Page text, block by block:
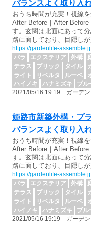
バランスよく取り入
おうち時間が充実！視線
After Before｜After
す。玄関は北面にあって
路に面しており、目隠しが
https://gardenlife-
バラ
エクステリア 外構
テラス
ブリック タイル
ライト
リベルタ ルーベ
ハイノキ
ハナミズキ ブル
2021/05/16 19:19 ガーデン
姫路市新築外構・プ
バランスよく取り入
おうち時間が充実！視線
After Before｜After
す。玄関は北面にあって
路に面しており、目隠しが
https://gardenlife-
バラ
エクステリア 外構
テラス
ブリック タイル
ライト
リベルタ ルーベ
ハイノキ
ハナミズキ ブル
2021/05/16 19:19 ガーデン